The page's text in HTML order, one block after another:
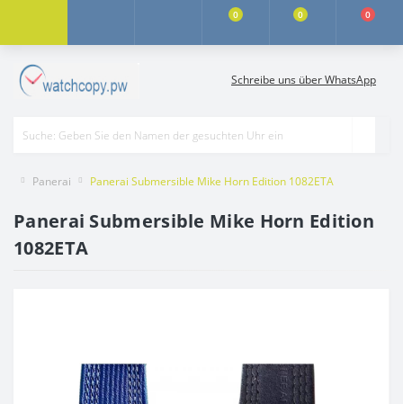
0 0 0
Schreibe uns über WhatsApp
Panerai Panerai Submersible Mike Horn Edition 1082ETA
Panerai Submersible Mike Horn Edition
1082ETA